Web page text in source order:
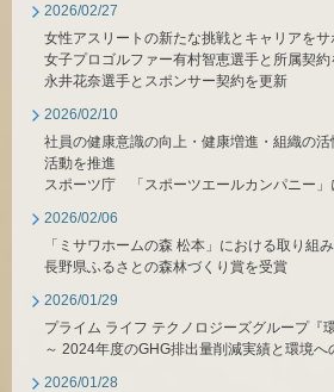
2026/02/27
女性アスリートの新たな挑戦とキャリアをサ
女子プロゴルファー有村智恵選手と所属契約
永井花奈選手とスポンサー契約を更新
2026/02/10
社員の健康意識の向上・健康増進・組織の
活動を推進
スポーツ庁 「スポーツエールカンパニー」
2026/02/06
「ミサワホームの森 松本」における取り組
長野県ふるさとの森林づくり賞を受賞
2026/01/29
プライム ライフ テクノロジーズグループ『
～ 2024年度のGHG排出量削減実績と環境へ
2026/01/28